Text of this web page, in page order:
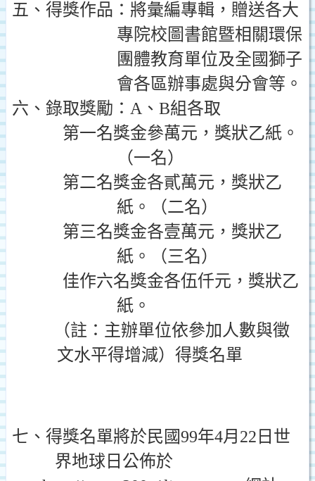
五、得獎作品：將彙編專輯，贈送各大
專院校圖書館暨相關環保
團體教育單位及全國獅子
會各區辦事處與分會等。
六、錄取獎勵： A 、 B組各取
第一名獎金參萬元，獎狀乙紙。
（一名）
第二名獎金各貳萬元，獎狀乙
紙。（二名）
第三名獎金各壹萬元，獎狀乙
紙。（三名）
佳作六名獎金各伍仟元，獎狀乙
紙。
主辦單位依參加人數與徵
文水平得增減）得獎名單
七、得獎名單將於民國99年4月 22 日 世
界地球日公佈於